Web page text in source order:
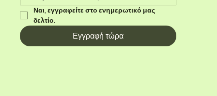
Ναι, εγγραφείτε στο ενημερωτικό μας
δελτίο.
Εγγραφή τώρα